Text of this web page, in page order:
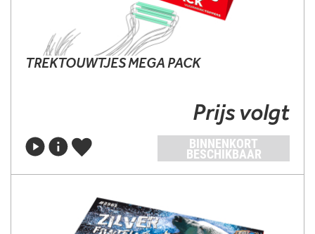
TREKTOUWTJES MEGA PACK
Prijs volgt
BINNENKORT
BESCHIKBAAR